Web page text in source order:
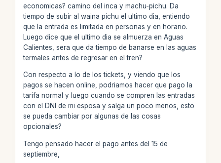
economicas? camino del inca y machu-pichu. Da
tiempo de subir al waina pichu el ultimo dia, entiendo
que la entrada es limitada en personas y en horario.
Luego dice que el ultimo dia se almuerza en Aguas
Calientes, sera que da tiempo de banarse en las aguas
termales antes de regresar en el tren?
Con respecto a lo de los tickets, y viendo que los
pagos se hacen online, podriamos hacer que pago la
tarifa normal y luego cuando se compren las entradas
con el DNI de mi esposa y salga un poco menos, esto
se pueda cambiar por algunas de las cosas
opcionales?
Tengo pensado hacer el pago antes del 15 de
septiembre,